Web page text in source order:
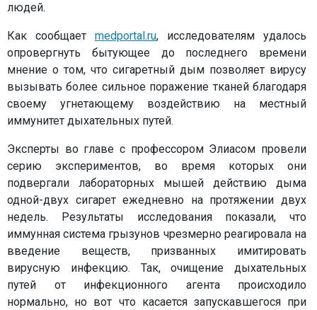
людей.
Как сообщает medportal.ru, исследователям удалось
опровергнуть бытующее до последнего времени
мнение о том, что сигаретный дым позволяет вирусу
вызывать более сильное поражение тканей благодаря
своему угнетающему воздействию на местный
иммунитет дыхательных путей.
Эксперты во главе с профессором Элиасом провели
серию экспериментов, во время которых они
подвергали лабораторных мышей действию дыма
одной-двух сигарет ежедневно на протяжении двух
недель. Результаты исследования показали, что
иммунная система грызунов чрезмерно реагировала на
введение веществ, призванных имитировать
вирусную инфекцию. Так, очищение дыхательных
путей от инфекционного агента происходило
нормально, но вот что касается запускавшегося при